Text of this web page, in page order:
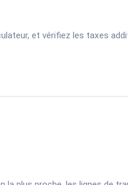
et vérifiez les taxes